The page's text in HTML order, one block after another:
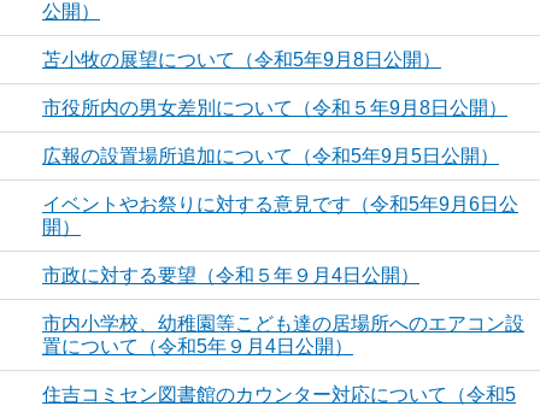
公開）
苫小牧の展望について（令和5年9月8日公開）
市役所内の男女差別について（令和５年9月8日公開）
広報の設置場所追加について（令和5年9月5日公開）
イベントやお祭りに対する意見です（令和5年9月6日公
開）
市政に対する要望（令和５年９月4日公開）
市内小学校、幼稚園等こども達の居場所へのエアコン設
置について（令和5年９月4日公開）
住吉コミセン図書館のカウンター対応について（令和5